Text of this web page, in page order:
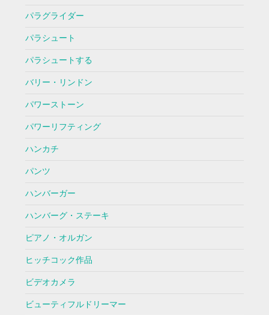
パラグライダー
パラシュート
パラシュートする
バリー・リンドン
パワーストーン
パワーリフティング
ハンカチ
パンツ
ハンバーガー
ハンバーグ・ステーキ
ピアノ・オルガン
ヒッチコック作品
ビデオカメラ
ビューティフルドリーマー